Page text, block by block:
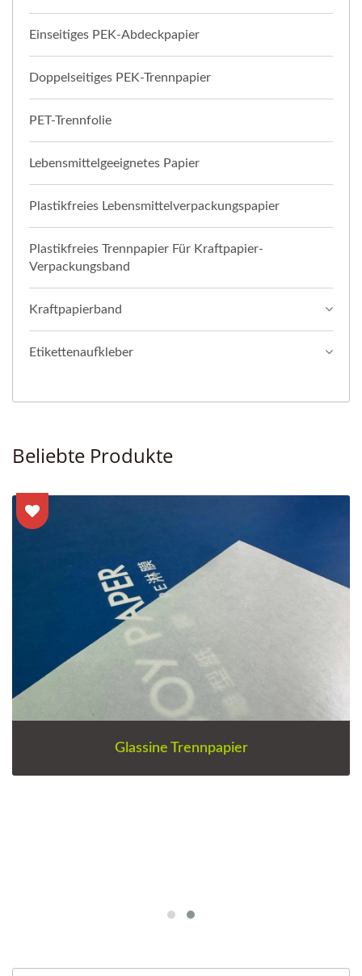
Einseitiges PEK-Abdeckpapier
Doppelseitiges PEK-Trennpapier
PET-Trennfolie
Lebensmittelgeeignetes Papier
Plastikfreies Lebensmittelverpackungspapier
Plastikfreies Trennpapier Für Kraftpapier-
Verpackungsband
Kraftpapierband
Etikettenaufkleber
Beliebte Produkte
Glassine Trennpapier